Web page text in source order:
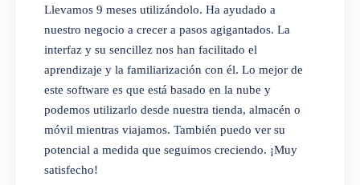
Llevamos 9 meses utilizándolo. Ha ayudado a
nuestro negocio a crecer a pasos agigantados. La
interfaz y su sencillez nos han facilitado el
aprendizaje y la familiarización con él. Lo mejor de
este software es que está basado en la nube y
podemos utilizarlo desde nuestra tienda, almacén o
móvil mientras viajamos. También puedo ver su
potencial a medida que seguimos creciendo. ¡Muy
satisfecho!